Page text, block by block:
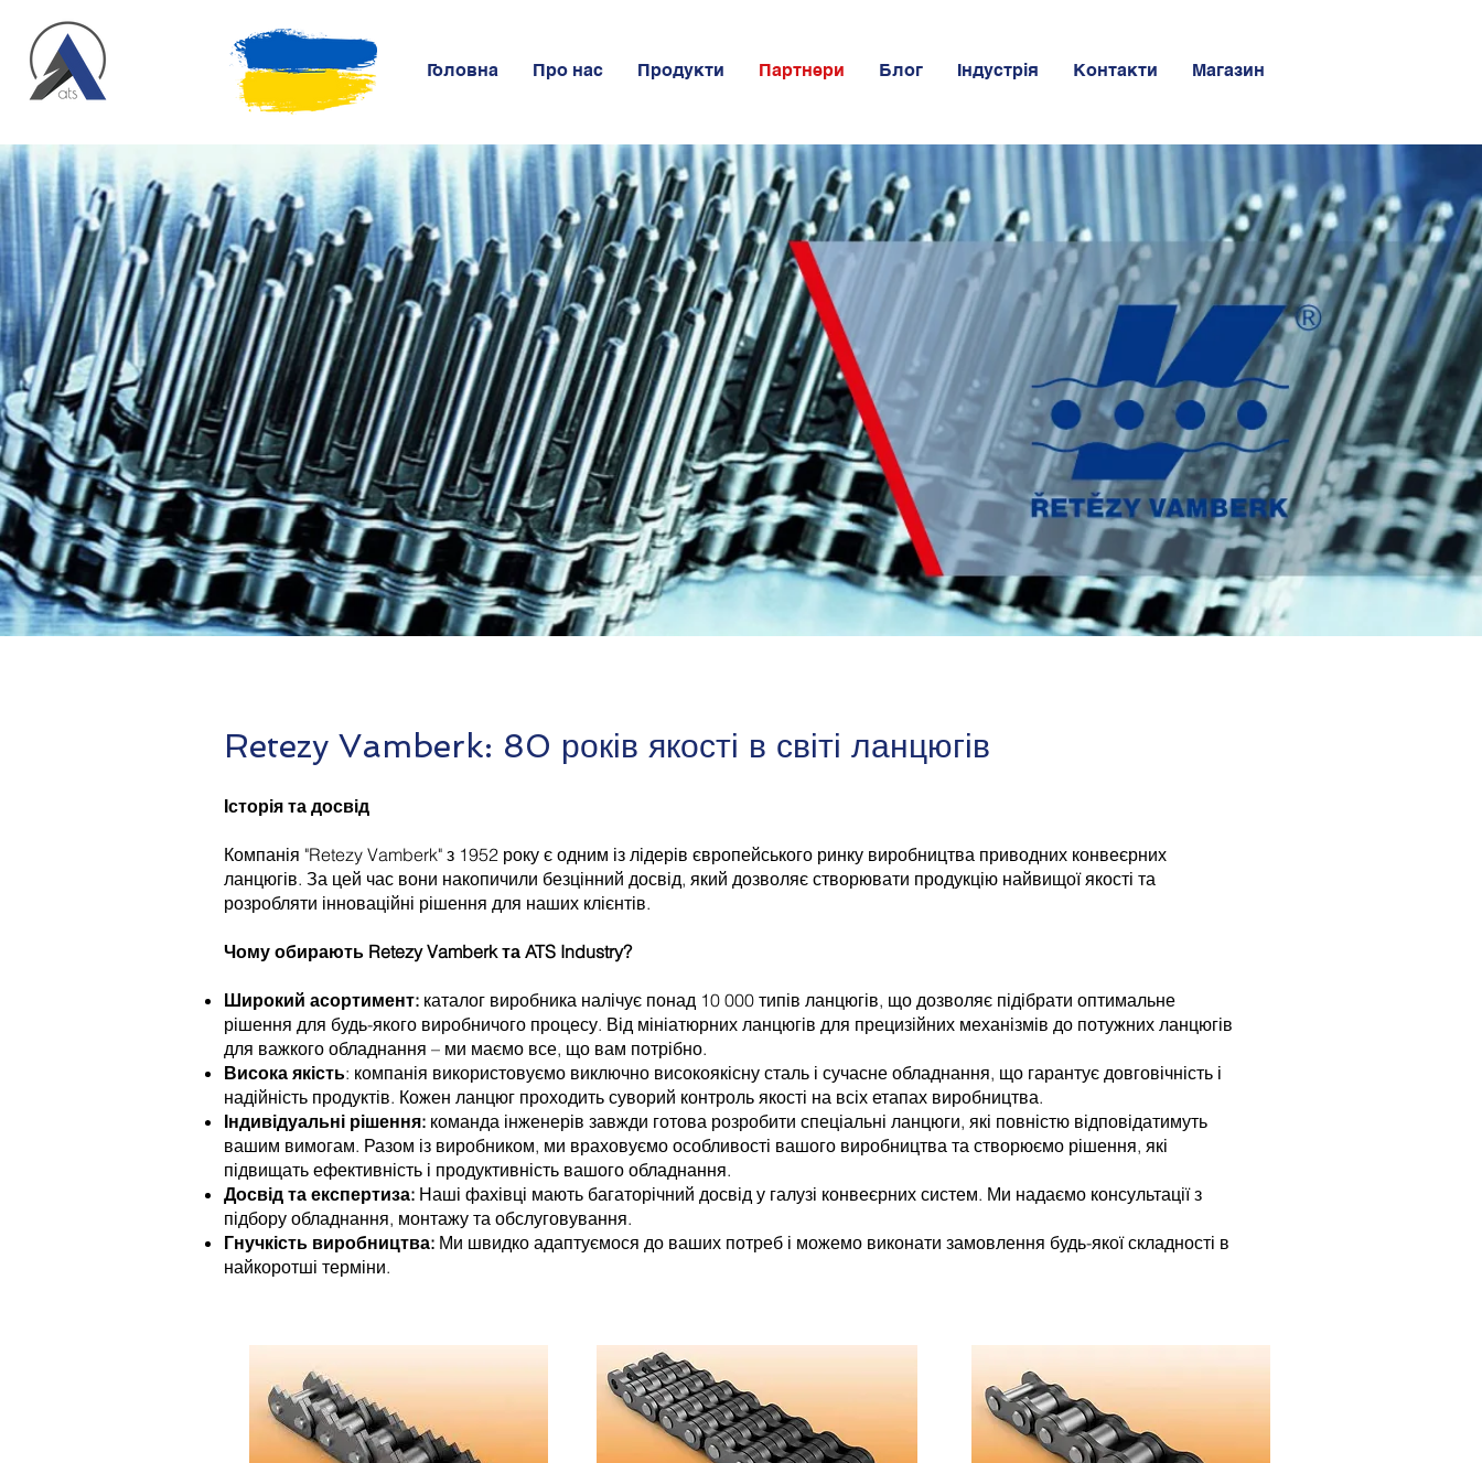
Головна Про нас Продукти Партнери Блог Індустрія Контакти Магазин
Retezy Vamberk: 80 років якості в світі ланцюгів
Історія та досвід
Компанія "Retezy Vamberk" з 1952 року є одним із лідерів європейського ринку виробництва приводних конвеєрних
ланцюгів. За цей час вони накопичили безцінний досвід, який дозволяє створювати продукцію найвищої якості та
розробляти інноваційні рішення для наших клієнтів.
Чому обирають Retezy Vamberk та ATS Industry?
Широкий асортимент: каталог виробника налічує понад 10 000 типів ланцюгів, що дозволяє підібрати оптимальне
рішення для будь-якого виробничого процесу. Від мініатюрних ланцюгів для прецизійних механізмів до потужних ланцюгів
для важкого обладнання – ми маємо все, що вам потрібно.
Висока якість: компанія використовуємо виключно високоякісну сталь і сучасне обладнання, що гарантує довговічність і
надійність продуктів. Кожен ланцюг проходить суворий контроль якості на всіх етапах виробництва.
Індивідуальні рішення: команда інженерів завжди готова розробити спеціальні ланцюги, які повністю відповідатимуть
вашим вимогам. Разом із виробником, ми враховуємо особливості вашого виробництва та створюємо рішення, які
підвищать ефективність і продуктивність вашого обладнання.
Досвід та експертиза: Наші фахівці мають багаторічний досвід у галузі конвеєрних систем. Ми надаємо консультації з
підбору обладнання, монтажу та обслуговування.
Гнучкість виробництва: Ми швидко адаптуємося до ваших потреб і можемо виконати замовлення будь-якої складності в
найкоротші терміни.